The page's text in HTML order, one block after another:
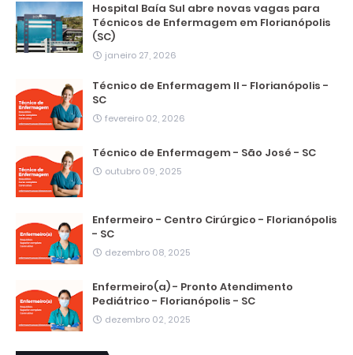
Hospital Baía Sul abre novas vagas para
Técnicos de Enfermagem em Florianópolis
(SC)
janeiro 27, 2026
Técnico de Enfermagem II - Florianópolis -
SC
fevereiro 02, 2026
Técnico de Enfermagem - São José - SC
outubro 09, 2025
Enfermeiro - Centro Cirúrgico - Florianópolis
- SC
dezembro 08, 2025
Enfermeiro(a) - Pronto Atendimento
Pediátrico - Florianópolis - SC
dezembro 02, 2025